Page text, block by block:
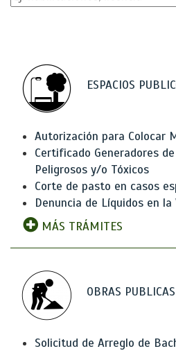
ESPACIOS
Autorización para Colocar
Certificado Generadores
Peligrosos y/o Tóxicos
Corte de pasto en casos
Denuncia de Líquidos en la
MÁS TRÁMITES
OBRAS PUBLICAS
Solicitud de Arreglo de